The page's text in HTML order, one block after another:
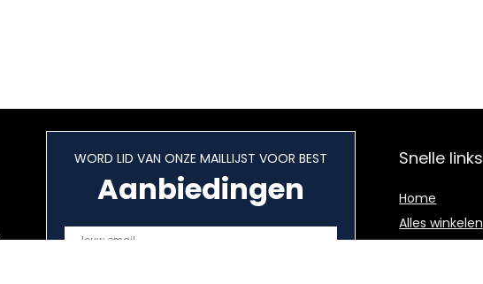
WORD LID VAN ONZE MAILLIJST VOOR BEST
Aanbiedingen
Snelle links
Home
Alles winkelen